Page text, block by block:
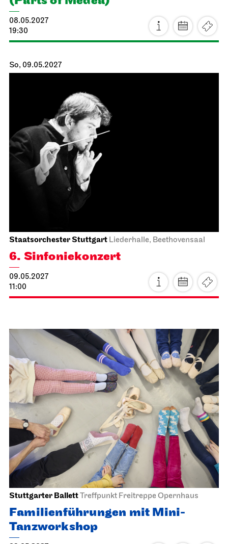
Faust neo
17.04.2027
19:30
Schauspiel Stuttgart Schauspielhaus
Die Glas­menagerie
17.04.2027
19:30
So, 18.04.2027